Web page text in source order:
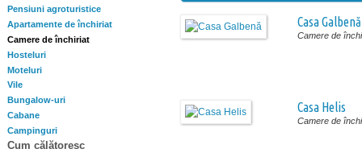
Pensiuni agroturistice
Apartamente de închiriat
Camere de închiriat
Hosteluri
Moteluri
Vile
Bungalow-uri
Cabane
Campinguri
Cum călătoresc
Casa Galbenă
Camere de
Casa Helis
Camere de